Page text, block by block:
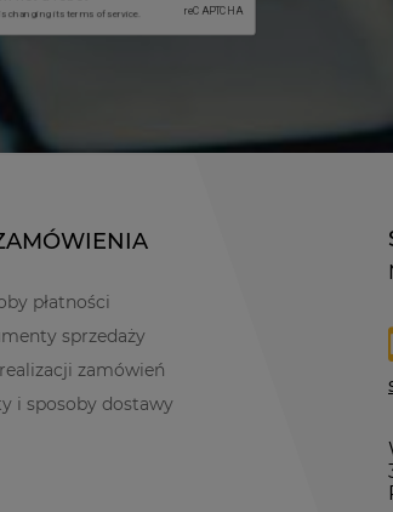
płatności
sprzedaży
zamówień
i sposoby dostawy